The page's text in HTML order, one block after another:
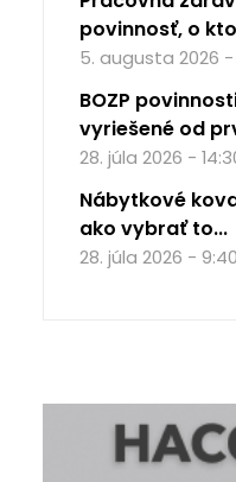
povinnosť, o
5. augusta 2026 -
BOZP
vyriešené od
28. júla 2026 -
Nábytkové
ako vybrať to...
28. júla 2026 - 9:40